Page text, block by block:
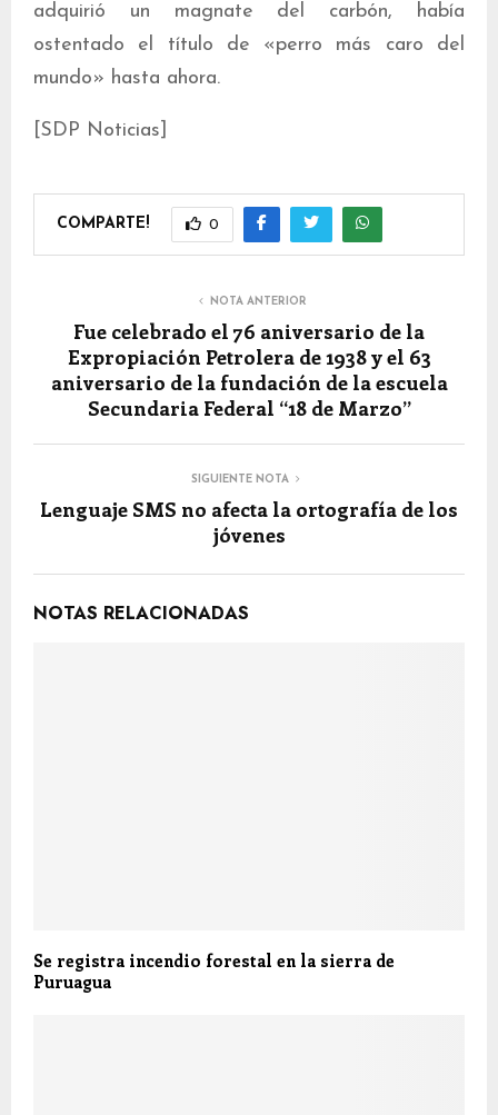
adquirió un magnate del carbón, había
ostentado el título de «perro más caro del
mundo» hasta ahora.
[SDP Noticias]
COMPARTE! 0
NOTA ANTERIOR
Fue celebrado el 76 aniversario de la
Expropiación Petrolera de 1938 y el 63
aniversario de la fundación de la escuela
Secundaria Federal “18 de Marzo”
SIGUIENTE NOTA
Lenguaje SMS no afecta la ortografía de los
jóvenes
NOTAS RELACIONADAS
Se registra incendio forestal en la sierra de
Puruagua